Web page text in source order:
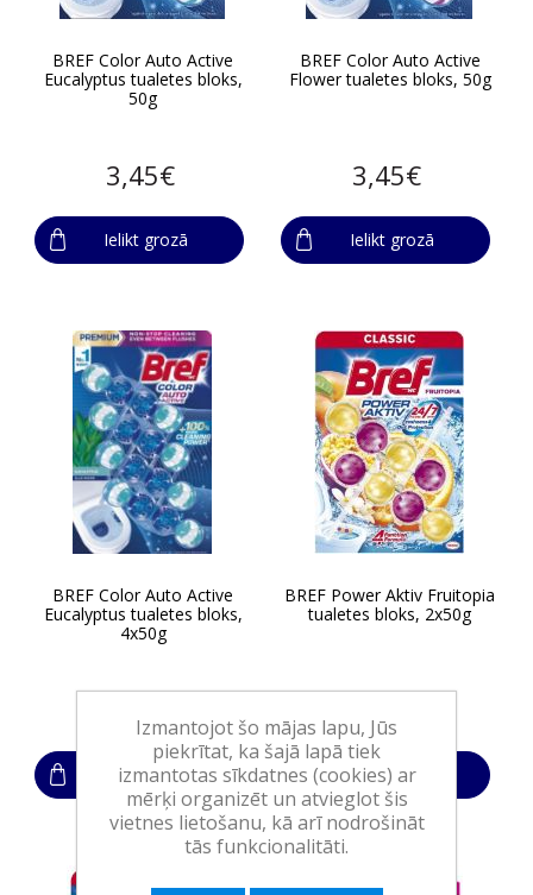
BREF Color Auto Active
Eucalyptus tualetes bloks,
50g
3,45€
Ielikt grozā
BREF Color Auto Active
Flower tualetes bloks, 50g
3,45€
Ielikt grozā
BREF Color Auto Active
Eucalyptus tualetes bloks,
4x50g
Ielikt grozā
BREF Power Aktiv Fruitopia
tualetes bloks, 2x50g
Ielikt grozā
Izmantojot šo mājas lapu, Jūs
piekrītat, ka šajā lapā tiek
izmantotas sīkdatnes (cookies) ar
mērķi organizēt un atvieglot šis
vietnes lietošanu, kā arī nodrošināt
tās funkcionalitāti.